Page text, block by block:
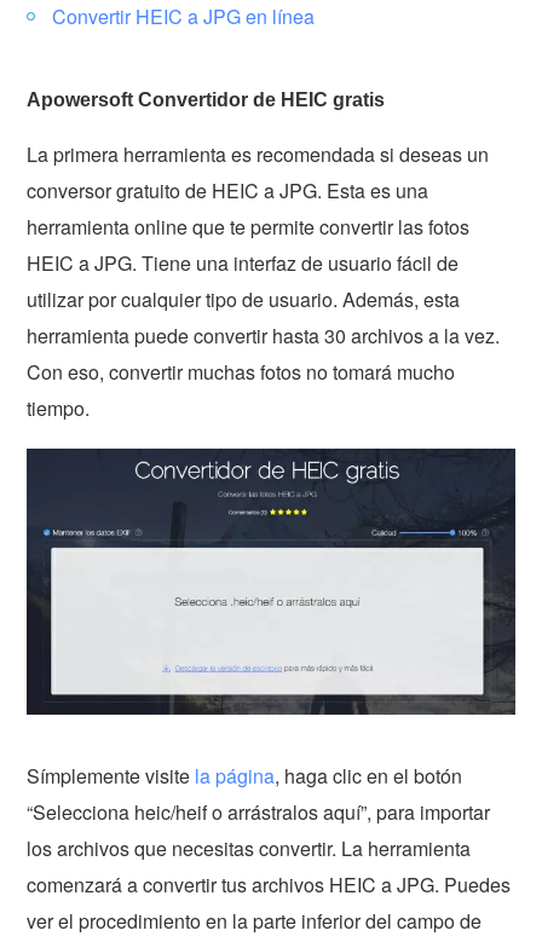
Convertir HEIC a JPG en línea
Apowersoft Convertidor de HEIC gratis
La primera herramienta es recomendada si deseas un
conversor gratuito de HEIC a JPG. Esta es una
herramienta online que te permite convertir las fotos
HEIC a JPG. Tiene una interfaz de usuario fácil de
utilizar por cualquier tipo de usuario. Además, esta
herramienta puede convertir hasta 30 archivos a la vez.
Con eso, convertir muchas fotos no tomará mucho
tiempo.
Símplemente visite la página, haga clic en el botón
“Selecciona heic/heif o arrástralos aquí”, para importar
los archivos que necesitas convertir. La herramienta
comenzará a convertir tus archivos HEIC a JPG. Puedes
ver el procedimiento en la parte inferior del campo de